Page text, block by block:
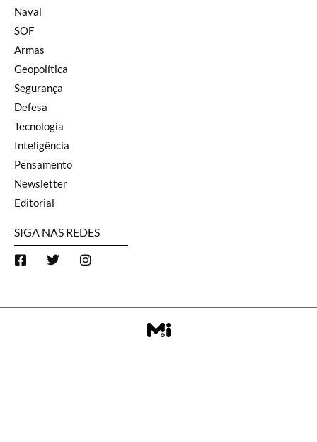
Naval
SOF
Armas
Geopolítica
Segurança
Defesa
Tecnologia
Inteligência
Pensamento
Newsletter
Editorial
SIGA NAS REDES